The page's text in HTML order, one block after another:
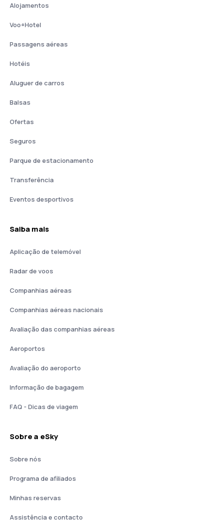
Alojamentos
Voo+Hotel
Passagens aéreas
Hotéis
Aluguer de carros
Balsas
Ofertas
Seguros
Parque de estacionamento
Transferência
Eventos desportivos
Saiba mais
Aplicação de telemóvel
Radar de voos
Companhias aéreas
Companhias aéreas nacionais
Avaliação das companhias aéreas
Aeroportos
Avaliação do aeroporto
Informação de bagagem
FAQ - Dicas de viagem
Sobre a eSky
Sobre nós
Programa de afiliados
Minhas reservas
Assistência e contacto